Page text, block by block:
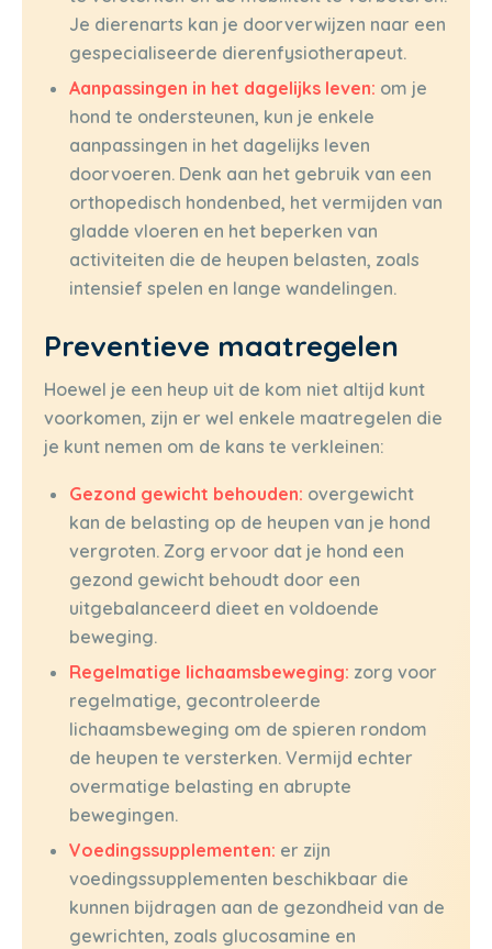
Je dierenarts kan je doorverwijzen naar een
gespecialiseerde dierenfysiotherapeut.
Aanpassingen in het dagelijks leven: om je
hond te ondersteunen, kun je enkele
aanpassingen in het dagelijks leven
doorvoeren. Denk aan het gebruik van een
orthopedisch hondenbed, het vermijden van
gladde vloeren en het beperken van
activiteiten die de heupen belasten, zoals
intensief spelen en lange wandelingen.
Preventieve maatregelen
Hoewel je een heup uit de kom niet altijd kunt
voorkomen, zijn er wel enkele maatregelen die
je kunt nemen om de kans te verkleinen:
Gezond gewicht behouden: overgewicht
kan de belasting op de heupen van je hond
vergroten. Zorg ervoor dat je hond een
gezond gewicht behoudt door een
uitgebalanceerd dieet en voldoende
beweging.
Regelmatige lichaamsbeweging: zorg voor
regelmatige, gecontroleerde
lichaamsbeweging om de spieren rondom
de heupen te versterken. Vermijd echter
overmatige belasting en abrupte
bewegingen.
Voedingssupplementen: er zijn
voedingssupplementen beschikbaar die
kunnen bijdragen aan de gezondheid van de
gewrichten, zoals glucosamine en